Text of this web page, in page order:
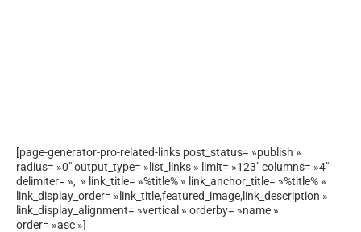
[page-generator-pro-related-links post_status= »publish »
radius= »0″ output_type= »list_links » limit= »123″ columns= »4″
delimiter= », » link_title= »%title% » link_anchor_title= »%title% »
link_display_order= »link_title,featured_image,link_description »
link_display_alignment= »vertical » orderby= »name »
order= »asc »]